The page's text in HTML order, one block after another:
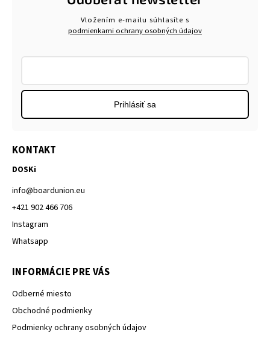
KONTAKT
DOSKi
info@boardunion.eu
+421 902 466 706
Instagram
Whatsapp
INFORMÁCIE PRE VÁS
Odberné miesto
Obchodné podmienky
Podmienky ochrany osobných údajov
Vložením e-mailu súhlasíte s
podmienkami ochrany osobných údajov
Prihlásiť sa